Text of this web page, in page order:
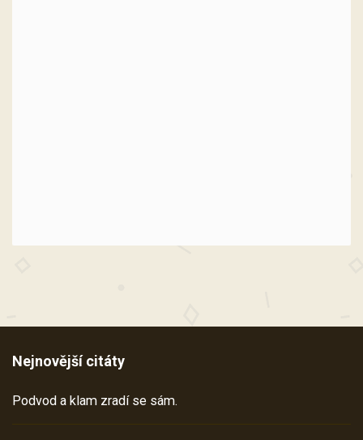
Nejnovější citáty
Podvod a klam zradí se sám.